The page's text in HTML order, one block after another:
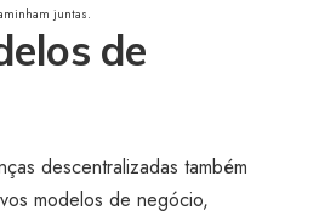
juntas.
de
descentralizadas também
modelos de negócio,